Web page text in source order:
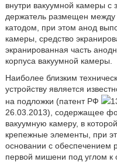
внутри вакуумной камеры с
держатель размещен
катодом, при этом анод
камеры, средство
экранированная часть
корпуса вакуумной камеры.
Наиболее близким
устройству является
на подложки (патент РФ
26.03.2013), содержащее
вакуумную камеру, в
крепежные элементы, при
основании с обеспечением
первой мишени под углом